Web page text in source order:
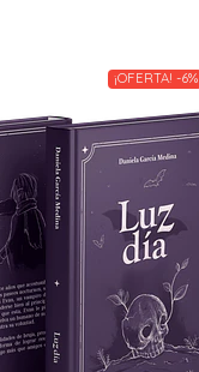
¡OFERTA! -6%